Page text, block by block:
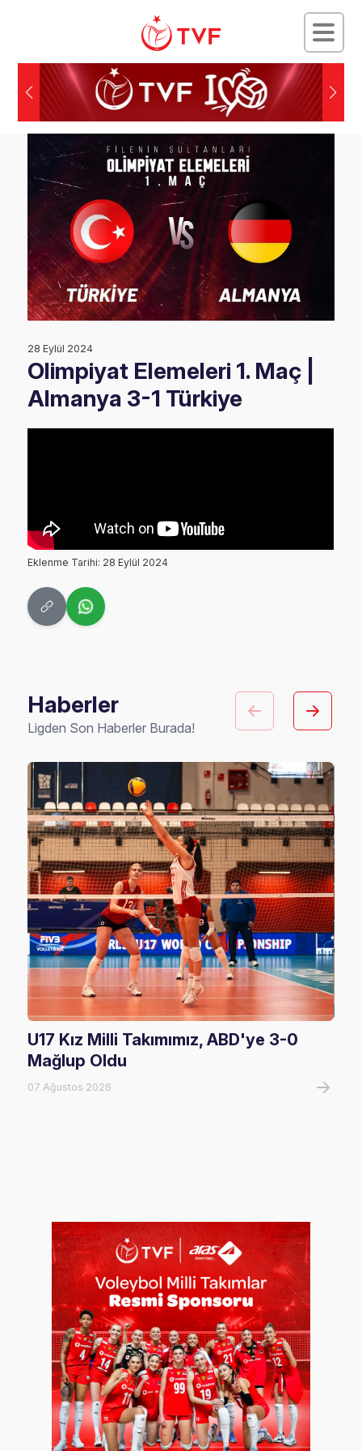
28 Eylül 2024
Olimpiyat Elemeleri 1. Maç |
Almanya 3-1 Türkiye
Eklenme Tarihi: 28 Eylül 2024
Haberler
Ligden Son Haberler Burada!
U17 Kız Milli Takımımız, ABD'ye 3-0
Mağlup Oldu
07 Ağustos 2026